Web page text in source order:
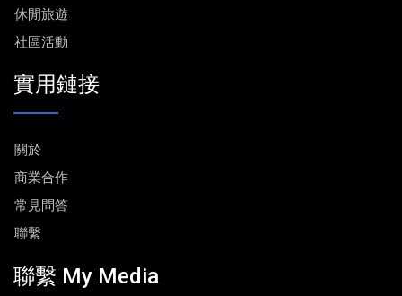
休閒旅遊
社區活動
實用鏈接
關於
商業合作
常見問答
聯繫
聯繫 My Media